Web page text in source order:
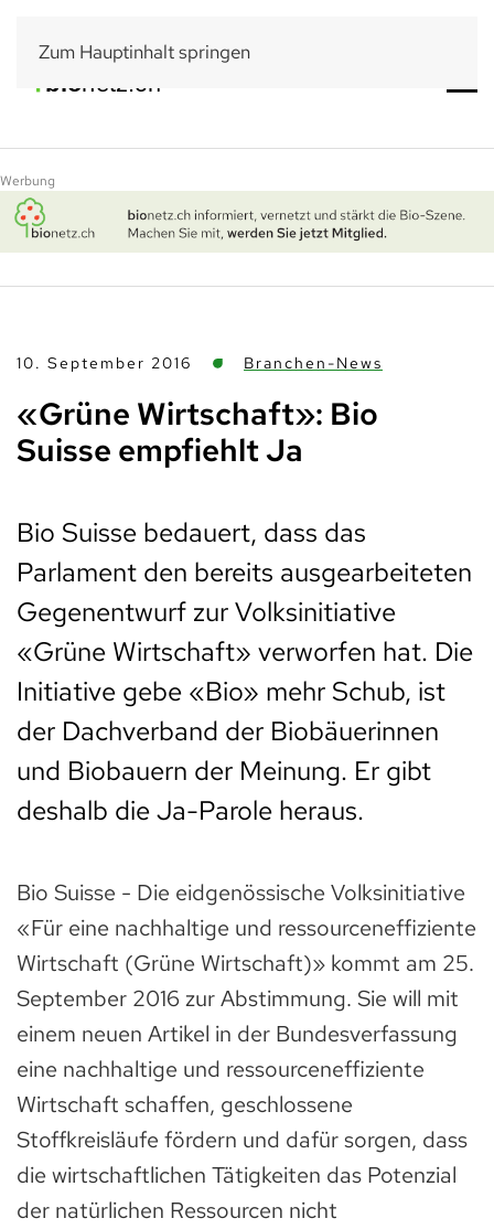
Zum Hauptinhalt springen
Werbung
10. September 2016 Branchen-News
«Grüne Wirtschaft»: Bio
Suisse empfiehlt Ja
Bio Suisse bedauert, dass das
Parlament den bereits ausgearbeiteten
Gegenentwurf zur Volksinitiative
«Grüne Wirtschaft» verworfen hat. Die
Initiative gebe «Bio» mehr Schub, ist
der Dachverband der Biobäuerinnen
und Biobauern der Meinung. Er gibt
deshalb die Ja-Parole heraus.
Bio Suisse - Die eidgenössische Volksinitiative
«Für eine nachhaltige und ressourceneffiziente
Wirtschaft (Grüne Wirtschaft)» kommt am 25.
September 2016 zur Abstimmung. Sie will mit
einem neuen Artikel in der Bundesverfassung
eine nachhaltige und ressourceneffiziente
Wirtschaft schaffen, geschlossene
Stoffkreisläufe fördern und dafür sorgen, dass
die wirtschaftlichen Tätigkeiten das Potenzial
der natürlichen Ressourcen nicht